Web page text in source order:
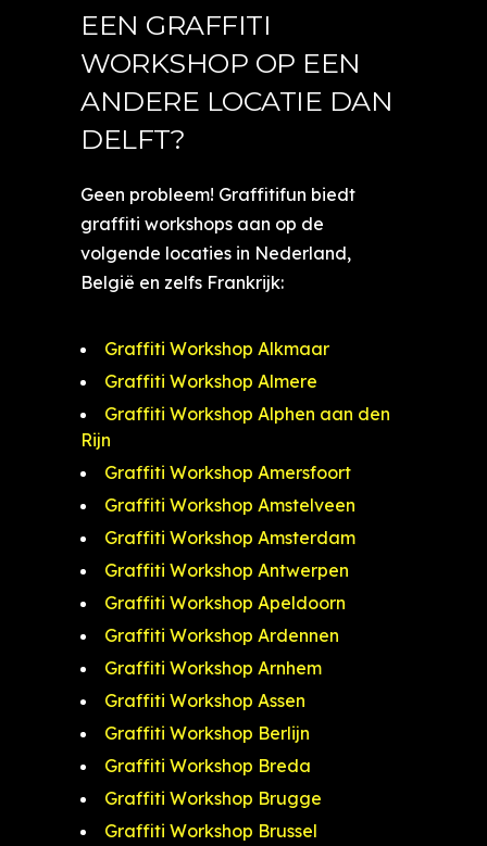
EEN GRAFFITI
WORKSHOP OP EEN
ANDERE LOCATIE DAN
DELFT?
Geen probleem! Graffitifun biedt
graffiti workshops aan op de
volgende locaties in Nederland,
België en zelfs Frankrijk:
Graffiti Workshop Alkmaar
Graffiti Workshop Almere
Graffiti Workshop Alphen aan den
Rijn
Graffiti Workshop Amersfoort
Graffiti Workshop Amstelveen
Graffiti Workshop Amsterdam
Graffiti Workshop Antwerpen
Graffiti Workshop Apeldoorn
Graffiti Workshop Ardennen
Graffiti Workshop Arnhem
Graffiti Workshop Assen
Graffiti Workshop Berlijn
Graffiti Workshop Breda
Graffiti Workshop Brugge
Graffiti Workshop Brussel